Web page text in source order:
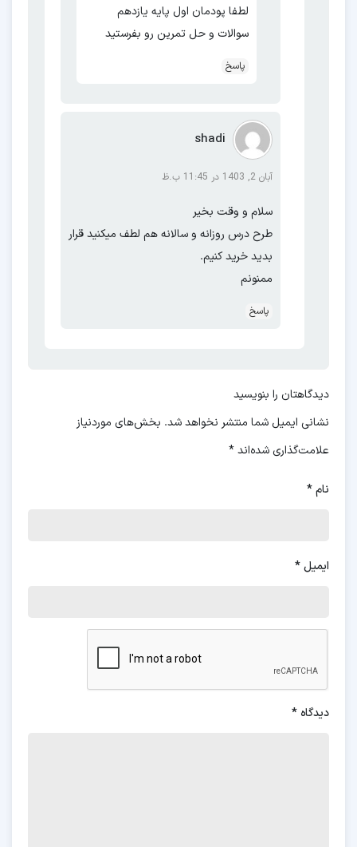
لطفا پودمان اول پایه یازدهم
سوالات و حل تمرین رو بفرستید
پاسخ
shadi
آبان 2, 1403 در 11:45 ب.ظ
سلام و وقت بخیر
طرح درس روزانه و سالانه هم لطف میکنید قرار
بدید خرید کنیم.
ممنونم
پاسخ
دیدگاهتان را بنویسید
نشانی ایمیل شما منتشر نخواهد شد. بخش‌های موردنیاز
علامت‌گذاری شده‌اند*
نام*
ایمیل*
دیدگاه *